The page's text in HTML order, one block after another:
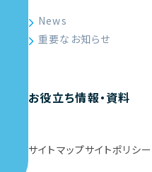
News
重要なお知らせ
お役立ち情報・資料
サイトマップサイトポリシー